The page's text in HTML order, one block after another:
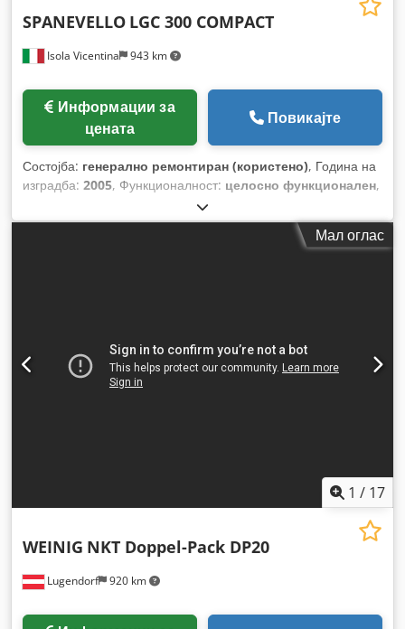
Isola Vicentina 943 km
SPANEVELLO LGC 300 COMPACT
цената
Повикајте
Состојба: генерално ремонтиран (користено), Година на
изградба: 2005, Функционалност: целосно функционален,
Мал оглас
1 / 17
Lugendorf 920 km
WEINIG NKT Doppel-Pack DP20